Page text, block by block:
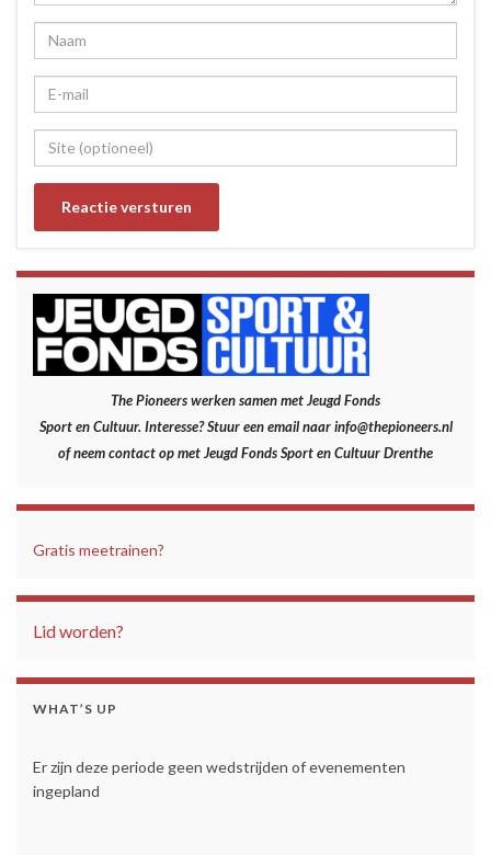
The Pioneers werken samen met Jeugd Fonds
Sport en Cultuur. Interesse? Stuur een email naar info@thepioneers.nl
of neem contact op met Jeugd Fonds Sport en Cultuur Drenthe
Gratis meetrainen?
Lid worden?
WHAT’S UP
Er zijn deze periode geen wedstrijden of evenementen
ingepland